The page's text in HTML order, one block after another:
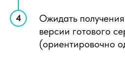
Ожидать
версии готового
(ориентировочно